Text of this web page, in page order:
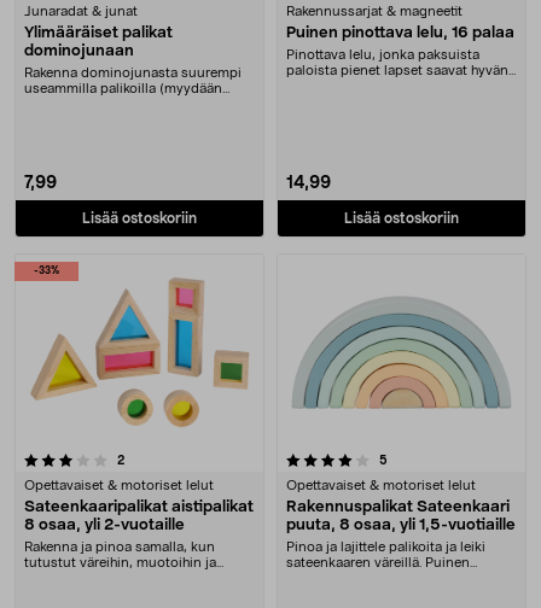
Junaradat & junat
Ylimääräiset palikat
dominojunaan
Rakenna dominojunasta suurempi
useammilla palikoilla (myydään
7,99
Lisää ostoskoriin
Rakennussarjat & magneetit
Puinen pinottava lelu, 16 palaa
Pinottava lelu, jonka paksuista
paloista pienet lapset saavat hyvän
14,99
Lisää ostoskoriin
-33%
2arvostelut
Opettavaiset & motoriset lelut
Sateenkaaripalikat aistipalikat
8 osaa, yli 2-vuotaille
Rakenna ja pinoa samalla, kun
tutustut väreihin, muotoihin ja
4.0 viidestä tähdestä 5
Opettavaiset & motoriset lelut
Rakennuspalikat Sateenkaari
puuta, 8 osaa, yli 1,5-vuotiaille
Pinoa ja lajittele palikoita ja leiki
sateenkaaren väreillä. Puinen